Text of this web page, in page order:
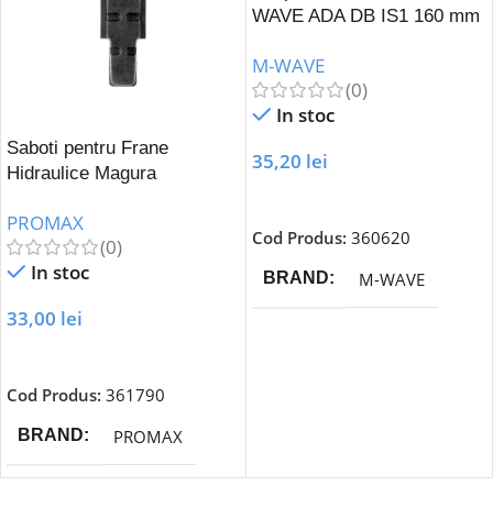
Saboti pentru Frane
Hidraulice Magura
PROMAX
(0)
In stoc
33,00 lei
Cod Produs: 361790
BRAND PROMAX
WAVE ADA DB IS1 160 mm
M-WAVE
(0)
In stoc
35,20 lei
Cod Produs: 360620
BRAND M-WAVE